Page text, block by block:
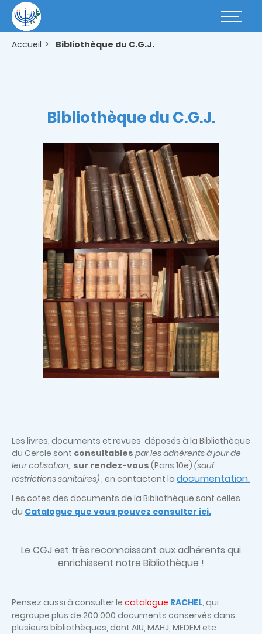
contenu
principal
Basculer
Accueil Bibliothèque du C.G.J.
Bibliothèque du C.G.J.
Les livres, documents et revues déposés à la Bibliothèque
du Cercle sont consultables par lesadhérents à jourde
leur cotisation, sur rendez-vous (Paris 10e) (sauf
restrictions sanitaires), en contactant la documentation.
Les cotes des documents de la Bibliothèque sont celles
du Catalogue que vous pouvez consulter ici.
Le CGJ est trèsreconnaissant aux adhérents qui
enrichissent notre Bibliothèque !
Pensez aussi à consulter le catalogue RACHEL, qui
regroupe plus de 200 000 documents conservés dans
plusieurs bibliothèques, dont AIU, MAHJ, MEDEM etc